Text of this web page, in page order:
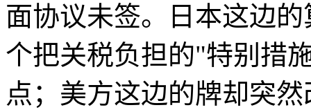
面协议未签。日本这边
个把关税负担的"特别措
点；美方这边的牌却突